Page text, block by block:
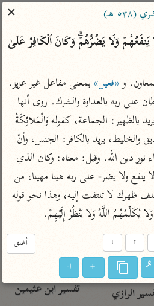
القرآن والعلم الشرعي
القرآني
Type 2 or
للقنوجي
للشوكاني
ابن جزي
الآلوسي
الرازي
معاصرة
الميسر
المختصر في
التفسير
تفسير السعدي
أيسر التفاسير
القرآن – تدبر وعمل
تفسير ابن عثيمين
هـ)
✕
و «فعيل»
يُكَلِّمُهُمُ اللَّهُ وَلا يَنْظُرُ إِلَيْهِمْ.
أغلق ↑
↓
ا+ ا-